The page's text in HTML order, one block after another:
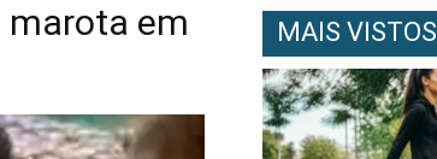
marota em
MAIS VISTOS